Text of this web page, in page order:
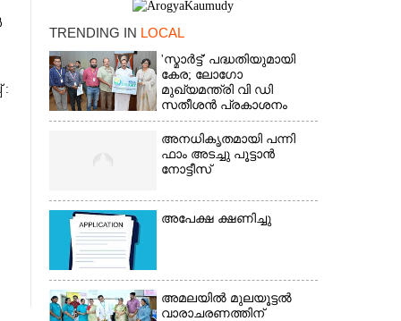
:
TRENDING IN LOCAL
'സ്മാർട്ട്' പദ്ധതിയുമായി
കേര; ലോഗോ
മുഖ്യമന്ത്രി വി ഡി
സതീശൻ പ്രകാശനം
ചെയ്തു
അനധികൃതമായി പന്നി
ഫാം അടച്ചു പൂട്ടാൻ
നോട്ടീസ്
അപേക്ഷ ക്ഷണിച്ചു
അമലയിൽ മുലയൂട്ടൽ
വാരാചരണത്തിന്
×